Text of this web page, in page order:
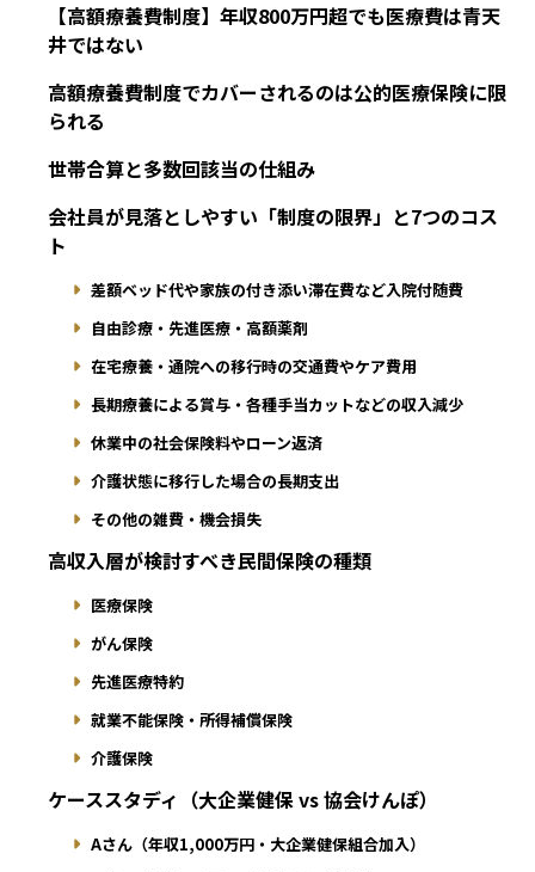
【高額療養費制度】年収800万円超でも医療費は青天
井ではない
高額療養費制度でカバーされるのは公的医療保険に限
られる
世帯合算と多数回該当の仕組み
会社員が見落としやすい「制度の限界」と7つのコス
ト
差額ベッド代や家族の付き添い滞在費など入院付随費
自由診療・先進医療・高額薬剤
在宅療養・通院への移行時の交通費やケア費用
長期療養による賞与・各種手当カットなどの収入減少
休業中の社会保険料やローン返済
介護状態に移行した場合の長期支出
その他の雑費・機会損失
高収入層が検討すべき民間保険の種類
医療保険
がん保険
先進医療特約
就業不能保険・所得補償保険
介護保険
ケーススタディ（大企業健保 vs 協会けんぽ）
Aさん（年収1,000万円・大企業健保組合加入）